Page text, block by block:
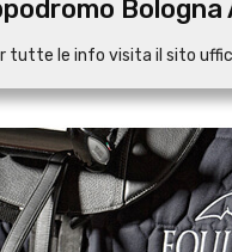
tutte le info visita il sito